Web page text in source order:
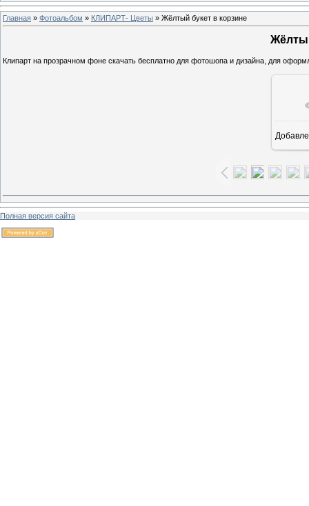
Главная » Фотоальбом » КЛИПАРТ- Цветы » Жёлтый букет в корзине
Клипарт на прозрачном фоне скачать бесплатно для фотошопа и дизайна, для
Полная версия сайта